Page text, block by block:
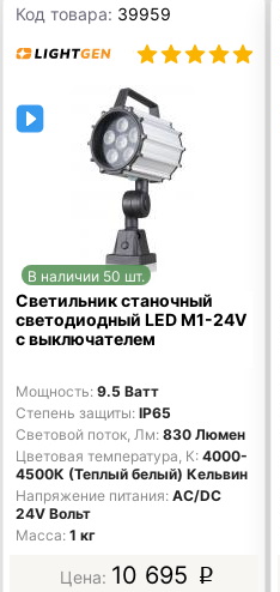
Код товара: 39959
В наличии 50 шт.
Светильник станочный
светодиодный LED M1-24V
с выключателем
Мощность 9.5 Ватт
Степень защиты IP65
Световой поток, Лм 830 Люмен
Цветовая температура, К 4000-
4500К (Теплый белый) Кельвин
Напряжение питания AC/DС
24V Вольт
Масса 1 кг
10 695 p